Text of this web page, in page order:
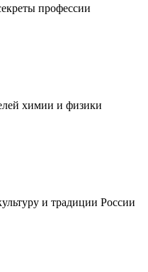
профессии
химии и физики
и традиции России